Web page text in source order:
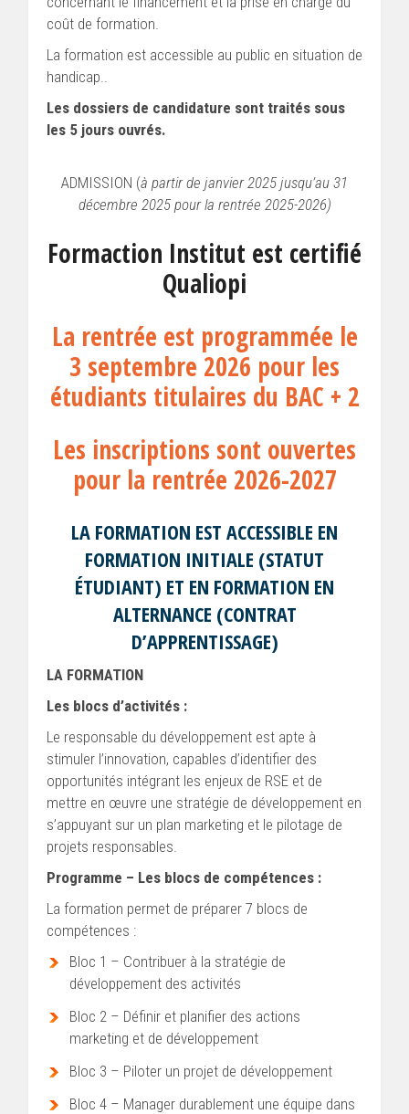
coût de formation.
La formation est accessible au public en situation de
handicap..
Les dossiers de candidature sont traités sous
les 5 jours ouvrés.
ADMISSION (à partir de janvier 2025 jusqu’au 31
décembre 2025 pour la rentrée 2025-2026)
Formaction Institut est certifié
Qualiopi
La rentrée est programmée le
3 septembre 2026 pour les
étudiants titulaires du BAC + 2
Les inscriptions sont ouvertes
pour la rentrée 2026-2027
LA FORMATION EST ACCESSIBLE EN
FORMATION INITIALE (STATUT
ÉTUDIANT) ET EN FORMATION EN
ALTERNANCE (CONTRAT
D’APPRENTISSAGE)
LA FORMATION
Les blocs d’activités :
Le responsable du développement est apte à
stimuler l’innovation, capables d’identifier des
opportunités intégrant les enjeux de RSE et de
mettre en œuvre une stratégie de développement en
s’appuyant sur un plan marketing et le pilotage de
projets responsables.
Programme – Les blocs de compétences :
La formation permet de préparer 7 blocs de
compétences :
Bloc 1 – Contribuer à la stratégie de
développement des activités
Bloc 2 – Définir et planifier des actions
marketing et de développement
Bloc 3 – Piloter un projet de développement
Bloc 4 – Manager durablement une équipe dans